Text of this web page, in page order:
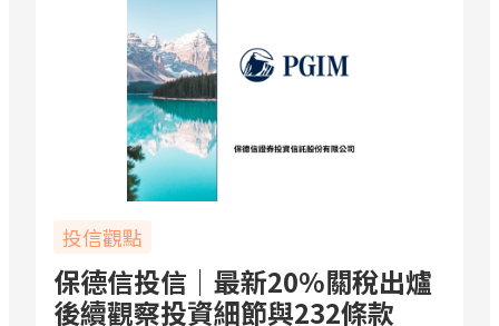
投信觀點
保德信投信｜最新20%關稅出爐
後續觀察投資細節與232條款